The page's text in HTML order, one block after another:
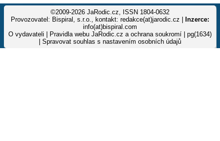
©2009-2026 JaRodic.cz, ISSN 1804-0632
Provozovatel: Bispiral, s.r.o., kontakt: redakce(at)jarodic.cz |
Inzerce:
info(at)bispiral.com
O vydavateli
Pravidla webu JaRodic.cz a ochrana soukromí | pg(1634)
Spravovat souhlas s nastavením osobních údajů